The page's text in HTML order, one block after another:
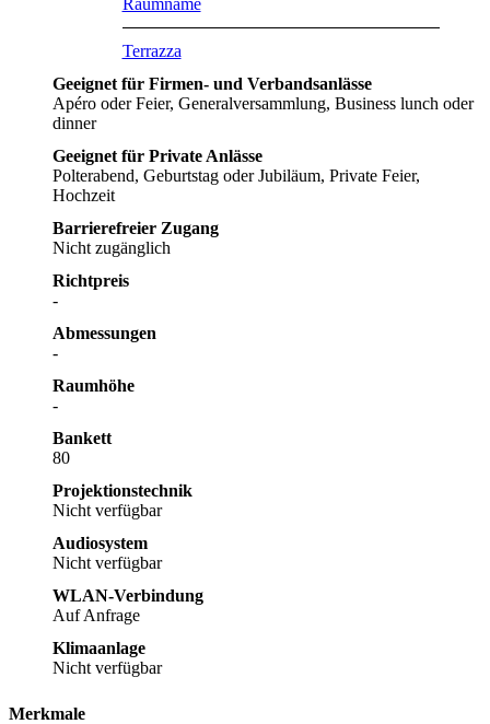
Terrazza
Geeignet für Firmen- und Verbandsanlässe
Apéro oder Feier, Generalversammlung, Business lunch oder
dinner
Geeignet für Private Anlässe
Polterabend, Geburtstag oder Jubiläum, Private Feier,
Hochzeit
Barrierefreier Zugang
Nicht zugänglich
Richtpreis
-
Abmessungen
-
Raumhöhe
-
Bankett
80
Projektionstechnik
Nicht verfügbar
Audiosystem
Nicht verfügbar
WLAN-Verbindung
Auf Anfrage
Klimaanlage
Nicht verfügbar
Merkmale